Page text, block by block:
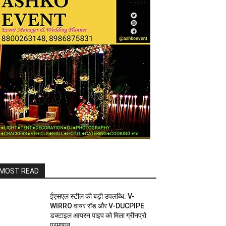
READ
ईएसएल स्टील की बड़ी उपलब्धि: V-
WIRRO वायर रॉड और V-DUCPIPE
डक्टाइल आयरन पाइप को मिला ग्रीनप्रो